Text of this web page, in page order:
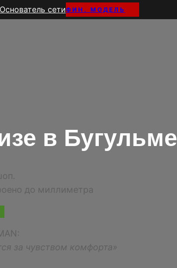
Основатель сетиФИН. МОДЕЛЬ
в Бугульме
до миллиметра
за чувством комфорта»